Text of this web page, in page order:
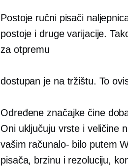
Postoje ručni pisači
postoje i druge varijacije.
za otpremu
dostupan je na tržištu. To
Određene značajke čine
Oni uključuju vrste i veličine
vašim računalo- bilo putem
pisača, brzinu i rezoluciju,